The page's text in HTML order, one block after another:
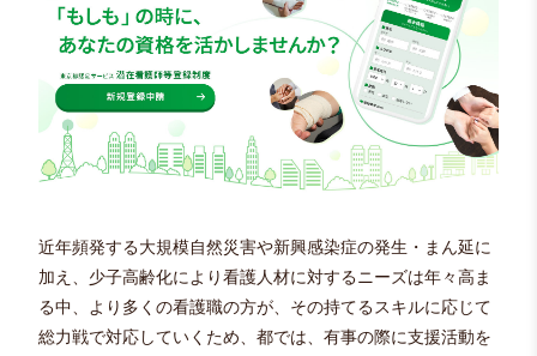
近年頻発する大規模自然災害や新興感染症の発生・まん延に
加え、少子高齢化により看護人材に対するニーズは年々高ま
る中、より多くの看護職の方が、その持てるスキルに応じて
総力戦で対応していくため、都では、有事の際に支援活動を